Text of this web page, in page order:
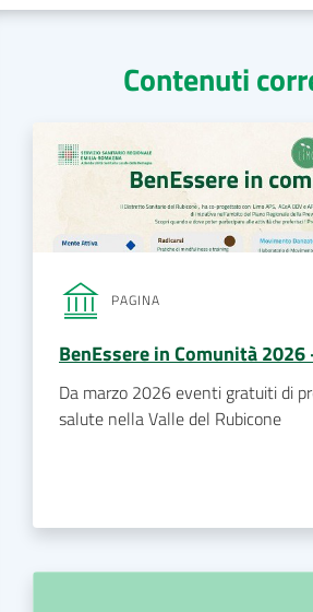
Contenuti
PAGINA
BenEssere in Comunità 2026
Da marzo 2026 eventi gratuiti di
salute nella Valle del Rubicone